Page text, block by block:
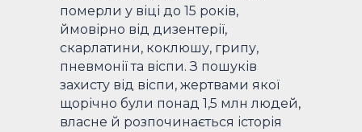
померли у віці до 15 років,
ймовірно від дизентерії,
скарлатини, коклюшу, грипу,
пневмонії та віспи. З пошуків
захисту від віспи, жертвами якої
щорічно були понад 1,5 млн людей,
власне й розпочинається історія